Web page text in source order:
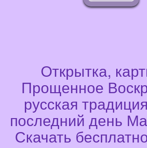
Открытка,
Прощенное
русская
последний день
Скачать